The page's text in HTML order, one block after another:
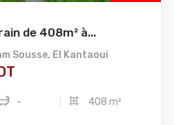
de 408m² à...
Sousse, El Kantaoui
- 408 m²